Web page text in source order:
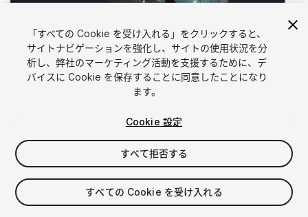
1 /7
$25.99
シート 1
「すべての Cookie を受け入れる」をクリックすると、
サイトナビゲーションを強化し、サイトの使用状況を分
析し、弊社のマーケティング活動を支援するために、デ
バイスに Cookie を保存することに同意したことになり
ます。
Cookie 設定
すべて拒否する
すべての Cookie を受け入れる